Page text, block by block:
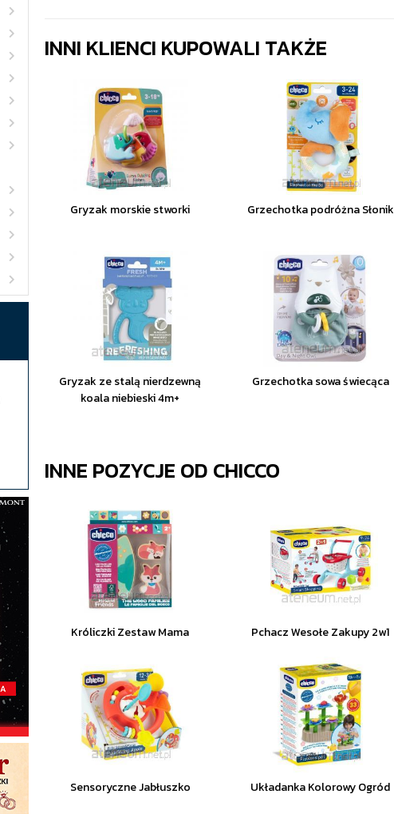
INNI KLIENCI KUPOWALI TAKŻE
Gryzak morskie stworki Grzechotka podróżna Słonik
Gryzak ze stalą nierdzewną
koala niebieski 4m+
Grzechotka sowa świecąca
INNE POZYCJE OD CHICCO
Króliczki Zestaw Mama Pchacz Wesołe Zakupy 2w1
Sensoryczne Jabłuszko Układanka Kolorowy Ogród